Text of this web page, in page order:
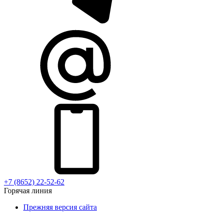
+7 (8652) 22-52-62
Горячая линия
Прежняя версия сайта